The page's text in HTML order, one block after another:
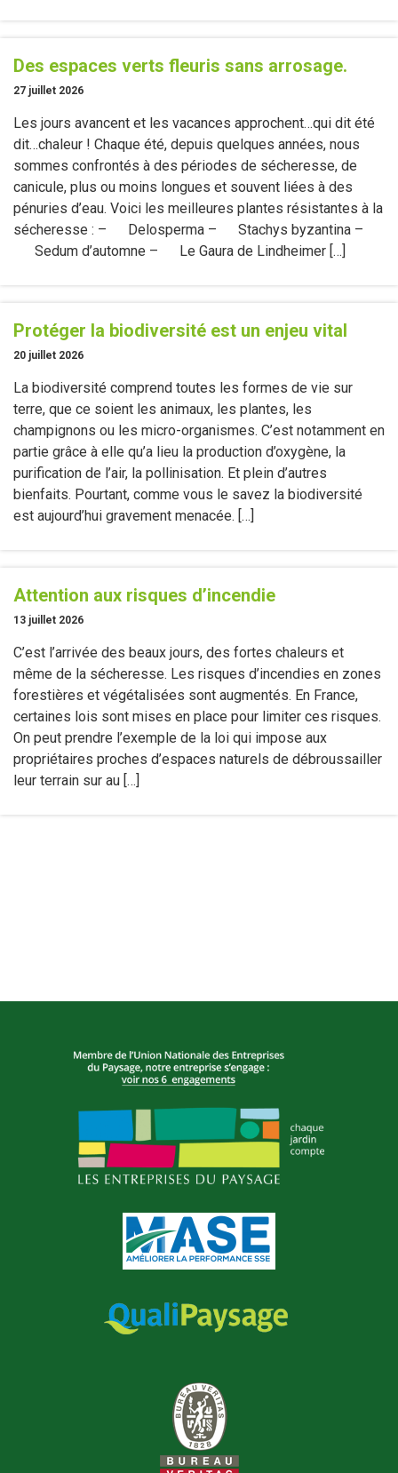
Des espaces verts fleuris sans arrosage.
27 juillet 2026
Les jours avancent et les vacances approchent…qui dit été
dit…chaleur ! Chaque été, depuis quelques années, nous
sommes confrontés à des périodes de sécheresse, de
canicule, plus ou moins longues et souvent liées à des
pénuries d’eau. Voici les meilleures plantes résistantes à la
sécheresse : – Delosperma – Stachys byzantina –
Sedum d’automne – Le Gaura de Lindheimer […]
Protéger la biodiversité est un enjeu vital
20 juillet 2026
La biodiversité comprend toutes les formes de vie sur
terre, que ce soient les animaux, les plantes, les
champignons ou les micro-organismes. C’est notamment en
partie grâce à elle qu’a lieu la production d’oxygène, la
purification de l’air, la pollinisation. Et plein d’autres
bienfaits. Pourtant, comme vous le savez la biodiversité
est aujourd’hui gravement menacée. […]
Attention aux risques d’incendie
13 juillet 2026
C’est l’arrivée des beaux jours, des fortes chaleurs et
même de la sécheresse. Les risques d’incendies en zones
forestières et végétalisées sont augmentés. En France,
certaines lois sont mises en place pour limiter ces risques.
On peut prendre l’exemple de la loi qui impose aux
propriétaires proches d’espaces naturels de débroussailler
leur terrain sur au […]